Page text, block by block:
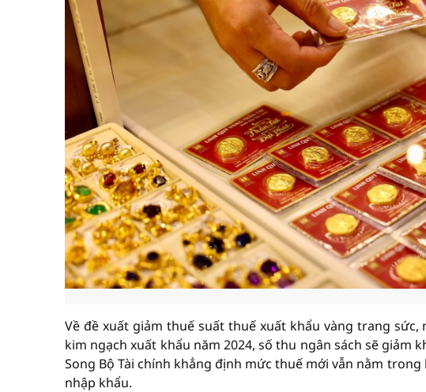
Về đề xuất giảm thuế suất thuế xuất khẩu vàng trang sức,
kim ngạch xuất khẩu năm 2024, số thu ngân sách sẽ giảm
Song Bộ Tài chính khẳng định mức thuế mới vẫn nằm
nhập khẩu.